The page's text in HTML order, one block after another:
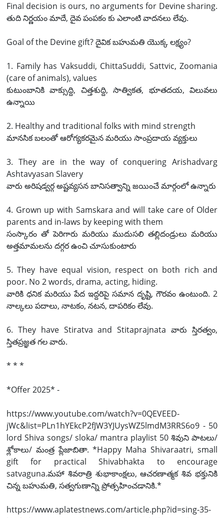
Final decision is ours, no arguments for Devine sharing.
తుది నిర్ణయం మాదే, దైవ పంపకం కు ఎలాంటి వాదనలు లేవు.
Goal of the Devine gift? దైవిక బహుమతి యొక్క లక్ష్యం?
1. Family has Vaksuddi, ChittaSuddi, Sattvic, Zoomania
(care of animals), values
కుటుంబానికి వాక్సుద్ది, చిత్తశుద్ది, సాత్వికత, భూతదయ, విలువలు
ఉన్నాయి
2. Healthy and traditional folks with mind strength
మానసిక బలంతో ఆరోగ్యకరమైన మరియు సాంప్రదాయ వ్యక్తులు
3. They are in the way of conquering Arishadvarg
Ashtavyasan Slavery
వారు అరిషడ్వర్గ అష్టవ్యసన బానిసత్వాన్ని జయించే మార్గంలో ఉన్నారు
4. Grown up with Samskara and will take care of Older
parents and in-laws by keeping with them
సంస్కారం తో పెరిగారు మరియు ముదుసలి తల్లిదండ్రులు మరియు
అత్తమామలను దగ్గర ఉంచి చూసుకుంటారు
5. They have equal vision, respect on both rich and
poor. No 2 words, drama, acting, hiding.
వారికి ధనిక మరియు పేద ఇద్దరిపై సమాన దృష్టి, గౌరవం ఉంటుంది. 2
నాల్కలు పదాలు, నాటకం, నటన, దాపరికం లేవు.
6. They have Stiratva and Stitaprajnata వారు స్తిరత్వం,
స్తితప్రజ్ఞత గల వారు.
* * *
*Offer 2025* -
https://www.youtube.com/watch?v=0QEVEED-
jWc&list=PLn1hYEkcP2fJW3YJUysWZ5lmdM3RRS6o9 - 50
lord Shiva songs/ sloka/ mantra playlist 50 శివుని పాటలు/
శ్లోకాలు/ మంత్ర ప్లేజాబితా. *Happy Maha Shivaraatri, small
gift for practical Shivabhakta to encourage
satvaguna.మహా శివరాత్రి శుభాకాంక్షలు, ఆచరణాత్మక శివ భక్తునికి
చిన్న బహుమతి, సత్వగుణాన్ని ప్రోత్సహించడానికి.*
https://www.aplatestnews.com/article.php?id=sing-35-